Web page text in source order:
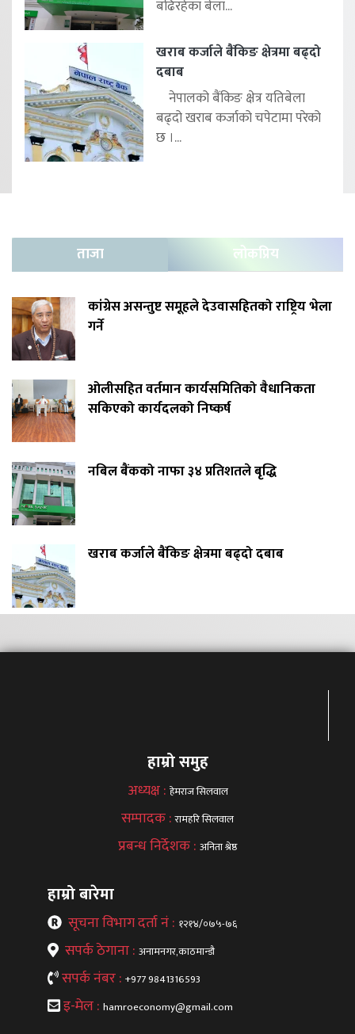
बढिरहेका बेला...
खराब कर्जाले बैंकिङ क्षेत्रमा बढ्दो
दबाब
नेपालको बैंकिङ क्षेत्र यतिबेला
बढ्दो खराब कर्जाको चपेटामा परेको
छ ।...
ताजा लोकप्रिय
कांग्रेस असन्तुष्ट समूहले देउवासहितको राष्ट्रिय भेला
गर्ने
ओलीसहित वर्तमान कार्यसमितिको वैधानिकता
सकिएको कार्यदलको निष्कर्ष
नबिल बैंकको नाफा ३४ प्रतिशतले बृद्धि
खराब कर्जाले बैंकिङ क्षेत्रमा बढ्दो दबाब
हाम्रो समुह
अध्यक्ष : हेमराज सिलवाल
सम्पादक :रामहरि सिलवाल
प्रबन्ध निर्देशक : अनिता श्रेष्ठ
हाम्रो बारेमा
सूचना विभाग दर्ता नं : १२१४/०७५-७६
सपर्क ठेगाना : अनामनगर,काठमान्डौ
सपर्क नंबर : +977 9841316593
इ-मेल : hamroeconomy@gmail.com